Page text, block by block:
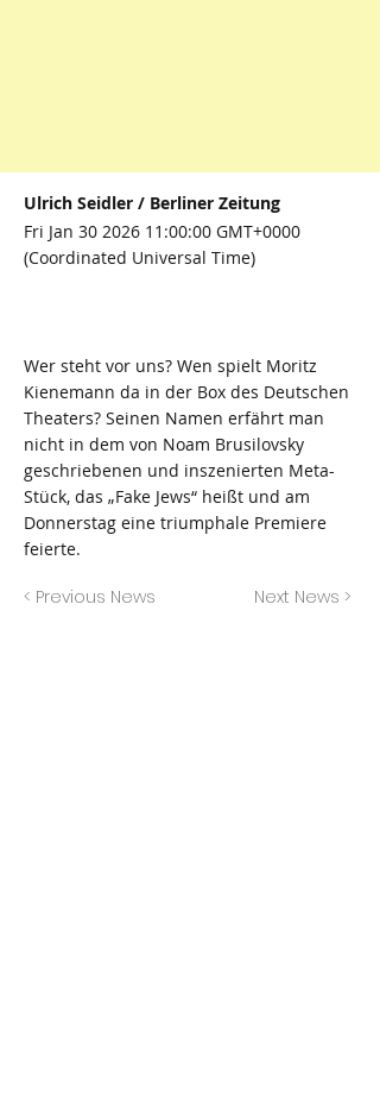
Ulrich Seidler / Berliner Zeitung
Fri Jan 30 2026 11 :00:00 GMT+0000
(Coordinated Universal Time)
Wer steht vor uns? Wen spielt Moritz
Kienemann da in der Box des Deutschen
Theaters? Seinen Namen erfährt man
nicht in dem von Noam Brusilovsky
geschriebenen und inszenierten Meta-
Stück, das „Fake Jews“ heißt und am
Donnerstag eine triumphale Premiere
feierte.
< Previous News Next News >